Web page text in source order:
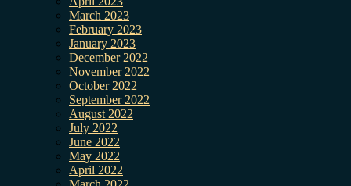
March 2023
February 2023
January 2023
December 2022
November 2022
October 2022
September 2022
August 2022
July 2022
June 2022
May 2022
April 2022